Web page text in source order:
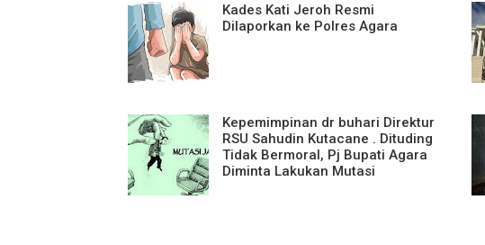
Kades Kati Jeroh Resmi
Dilaporkan ke Polres Agara
Kepemimpinan dr buhari Direktur
RSU Sahudin Kutacane . Dituding
Tidak Bermoral, Pj Bupati Agara
Diminta Lakukan Mutasi